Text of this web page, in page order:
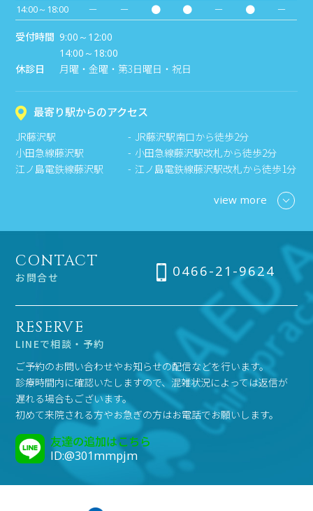
14:00～18:00 － － ● ● － ●
－
受付時間 9:00～12:00
14:00～18:00
休診日 月曜・金曜・第3日曜日・祝日
最寄り駅からのアクセス
JR藤沢駅
JR藤沢駅南口から徒歩2分
小田急線藤沢駅
小田急線藤沢駅改札から徒歩2分
江ノ島電鉄線藤沢駅
江ノ島電鉄線藤沢駅改札から徒歩1分
view more
CONTACT
お問合せ 0466-21-9624
RESERVE
LINEで相談・予約
ご予約のお問い合わせやお知らせの配信などを行います。
診療時間内に確認いたしますので、混雑状況によっては返信が
遅れる場合もございます。
初めて来院される方やお急ぎの方はお電話でお願いします。
友達の追加はこちら
ID:@301mmpjm